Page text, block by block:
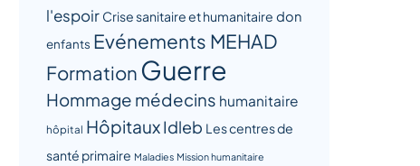
l'espoir Crise sanitaire et humanitaire don
enfants Evénements MEHAD
Formation Guerre
Hommage médecins humanitaire
hôpital HôpitauxIdleb Les centres de
santé primaire Maladies Mission humanitaire